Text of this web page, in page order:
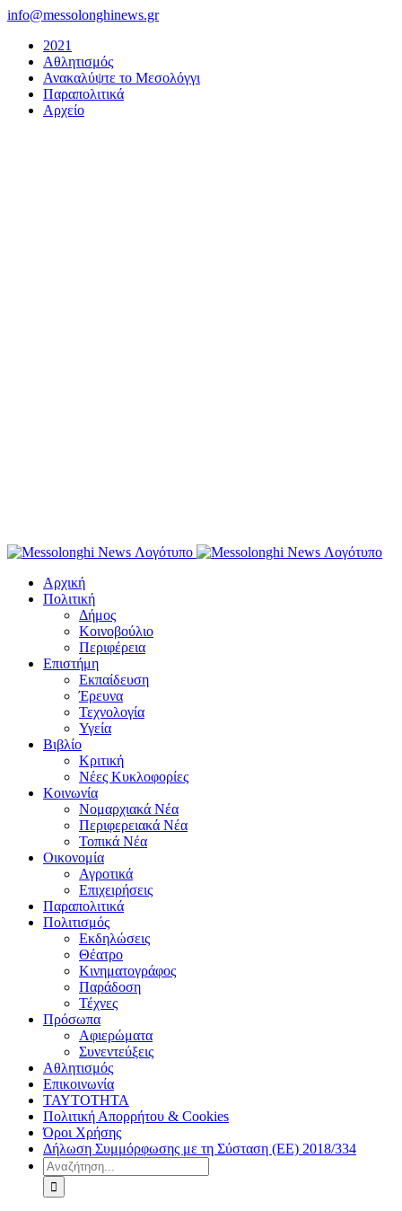
Μετάβαση
περιεχόμενο
info@messolonghinews.gr
2021
Αθλητισμός
Ανακαλύψτε το Μεσολόγγι
Παραπολιτικά
Αρχείο
Αρχική
Πολιτική
Δήμος
Κοινοβούλιο
Περιφέρεια
Επιστήμη
Εκπαίδευση
Έρευνα
Τεχνολογία
Υγεία
Βιβλίο
Κριτική
Νέες Κυκλοφορίες
Κοινωνία
Νομαρχιακά Νέα
Περιφερειακά Νέα
Τοπικά Νέα
Οικονομία
Αγροτικά
Επιχειρήσεις
Παραπολιτικά
Πολιτισμός
Εκδηλώσεις
Θέατρο
Κινηματογράφος
Παράδοση
Τέχνες
Πρόσωπα
Αφιερώματα
Συνεντεύξεις
Αθλητισμός
Επικοινωνία
ΤΑΥΤΟΤΗΤΑ
Πολιτική Απορρήτου & Cookies
Όροι Χρήσης
Δήλωση Συμμόρφωσης με τη Σύσταση (ΕΕ) 2018/334
Αναζήτηση
για: